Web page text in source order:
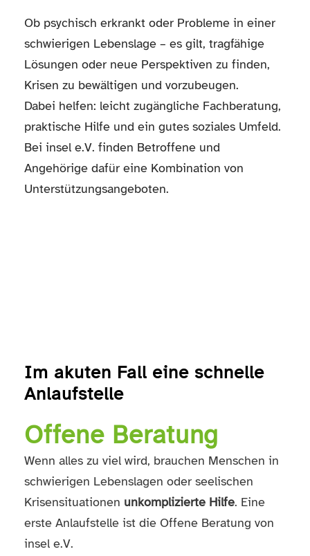
Ob psychisch erkrankt oder Probleme in einer
schwierigen Lebenslage – es gilt, tragfähige
Lösungen oder neue Perspektiven zu finden,
Krisen zu bewältigen und vorzubeugen.
Dabei helfen: leicht zugängliche Fachberatung,
praktische Hilfe und ein gutes soziales Umfeld.
Bei insel e.V. finden Betroffene und
Angehörige dafür eine Kombination von
Unterstützungsangeboten.
Im akuten Fall eine schnelle
Anlaufstelle
Offene Beratung
Wenn alles zu viel wird, brauchen Menschen in
schwierigen Lebenslagen oder seelischen
Krisensituationen unkomplizierte Hilfe. Eine
erste Anlaufstelle ist die Offene Beratung von
insel e.V.